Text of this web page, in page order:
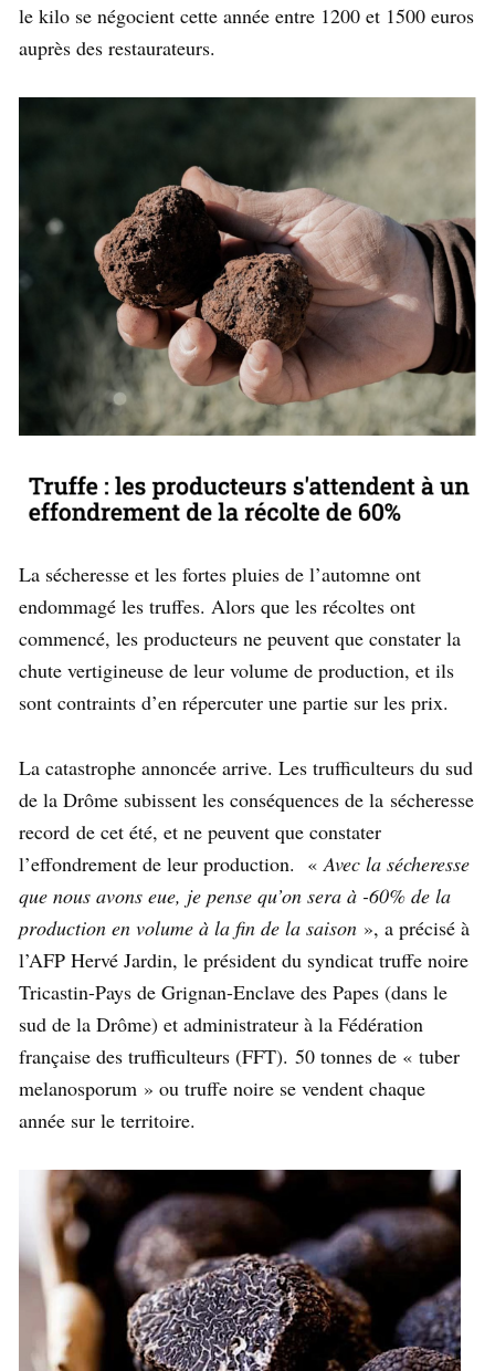
le kilo se négocient cette année entre 1200 et 1500 euros
auprès des restaurateurs.
La sécheresse et les fortes pluies de l’automne ont
endommagé les truffes. Alors que les récoltes ont
commencé, les producteurs ne peuvent que constater la
chute vertigineuse de leur volume de production, et ils
sont contraints d’en répercuter une partie sur les prix.
La catastrophe annoncée arrive. Les trufficulteurs du sud
de la Drôme subissent les conséquences de la sécheresse
record de cet été, et ne peuvent que constater
l’effondrement de leur production. «Avec la sécheresse
que nous avons eue, je pense qu’on sera à -60% de la
production en volume à la fin de la saison », a précisé à
l’AFP Hervé Jardin, le président du syndicat truffe noire
Tricastin-Pays de Grignan-Enclave des Papes (dans le
sud de la Drôme) et administrateur à la Fédération
française des trufficulteurs (FFT). 50 tonnes de « tuber
melanosporum » ou truffe noire se vendent chaque
année sur le territoire.